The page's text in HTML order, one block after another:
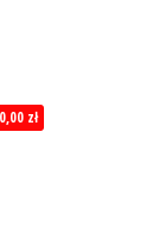
0,00 zł